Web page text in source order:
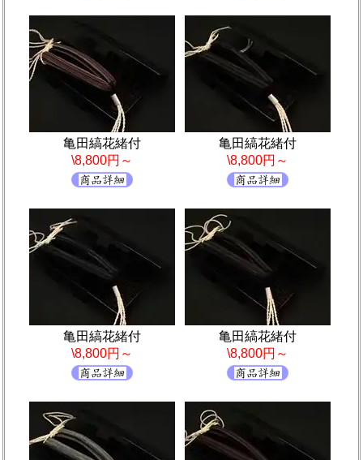
亀田縞花緒付
\8,800円～
亀田縞花緒付
\8,800円～
亀田縞花緒付
\8,800円～
亀田縞花緒付
\8,800円～